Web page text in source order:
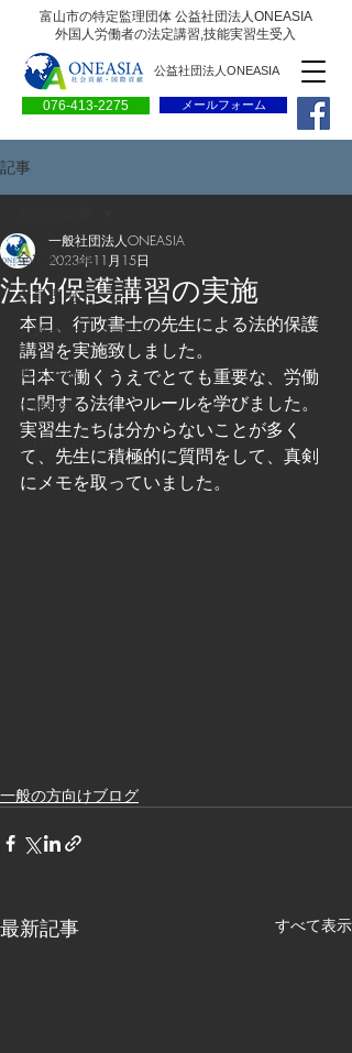
富山市の特定監理団体 公益社団法人ONEASIA
外国人労働者の法定講習,技能実習生受入
076-413-2275
公益社団法人ONEASIA
メールフォーム
記事
全ての記事
会員専用ページ
一般の方向けブログ
求人情報
求職情報
プレリリース
法的保護講習の実施
一般社団法人ONEASIA
2023年11月15日
本日、行政書士の先生による法的保護
講習を実施致しました。
日本で働くうえでとても重要な、労働
に関する法律やルールを学びました。
実習生たちは分からないことが多く
て、先生に積極的に質問をして、真剣
にメモを取っていました。
一般の方向けブログ
最新記事 すべて表示